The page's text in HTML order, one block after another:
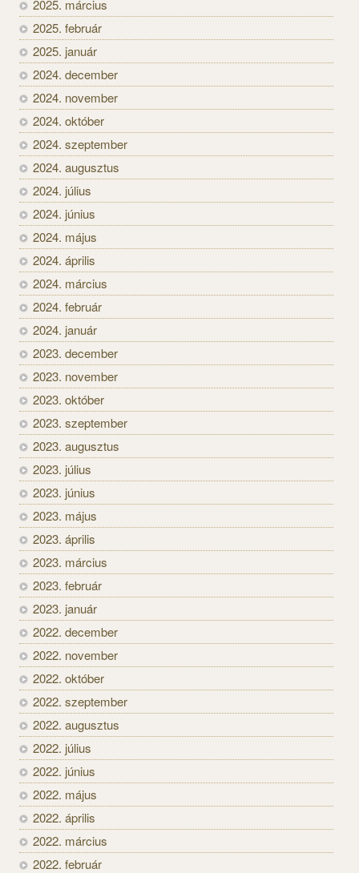
2025. március
2025. február
2025. január
2024. december
2024. november
2024. október
2024. szeptember
2024. augusztus
2024. július
2024. június
2024. május
2024. április
2024. március
2024. február
2024. január
2023. december
2023. november
2023. október
2023. szeptember
2023. augusztus
2023. július
2023. június
2023. május
2023. április
2023. március
2023. február
2023. január
2022. december
2022. november
2022. október
2022. szeptember
2022. augusztus
2022. július
2022. június
2022. május
2022. április
2022. március
2022. február